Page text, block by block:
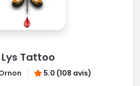
Lys Tattoo
5.0 (108 avis)